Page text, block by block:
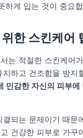
하게 입는 것이 중요
한 스킨케어
는 적절한 스킨케어
하고 건조함을 방지
민감한 자신의 피부
되는 문제이기 때문
건강한 피부로 가꾸